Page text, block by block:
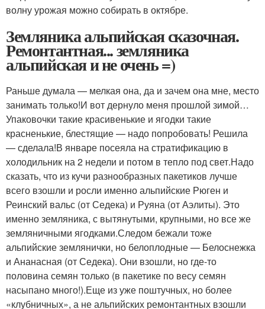
волну урожая можно собирать в октябре.
Земляника альпийская сказочная.
Ремонтантная... земляника
альпийская и не очень =)
Раньше думала — мелкая она, да и зачем она мне, место
занимать только!И вот дернуло меня прошлой зимой…
Упаковочки такие красивенькие и ягодки такие
красненькие, блестящие — надо попробовать! Решила
— сделала!В январе посеяла на стратификацию в
холодильник на 2 недели и потом в тепло под свет.Надо
сказать, что из кучи разнообразных пакетиков лучше
всего взошли и росли именно альпийские Рюген и
Реинский вальс (от Седека) и Руяна (от Аэлиты). Это
именно земляника, с вытянутыми, крупными, но все же
земляничными ягодками.Следом бежали тоже
альпийские землянички, но белоплодные — Белоснежка
и Ананасная (от Седека). Они взошли, но где-то
половина семян только (в пакетике по весу семян
насыпано много!).Еще из уже поштучных, но более
«клубничных», а не альпийских ремонтантных взошли